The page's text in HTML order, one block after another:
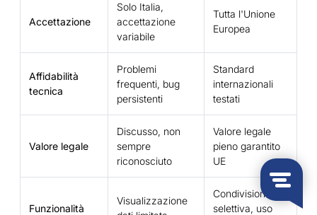
Accettazione
Solo Italia,
accettazione
variabile
Tutta l'Unione
Europea
Affidabilità
tecnica
Problemi
frequenti, bug
persistenti
Standard
internazionali
testati
Valore legale
Discusso, non
sempre
riconosciuto
Valore legale
pieno garantito
UE
Funzionalità
Visualizzazione
Condivisione
selettiva, uso